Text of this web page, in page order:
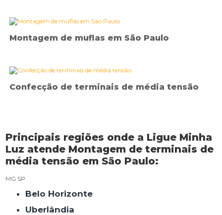
Montagem de muflas em São Paulo
Confecção de terminais de média tensão
Principais regiões onde a Ligue Minha
Luz atende Montagem de terminais de
média tensão em São Paulo:
MG SP
Belo Horizonte
Uberlândia